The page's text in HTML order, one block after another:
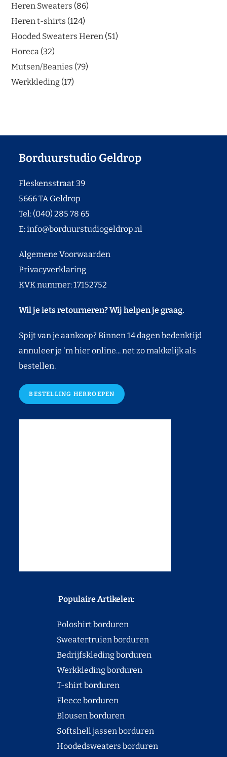
Heren Sweaters 86
Heren t-shirts 124
Hooded Sweaters Heren 51
Horeca 32
Mutsen/Beanies 79
Werkkleding 17
Borduurstudio Geldrop
Fleskensstraat 39
5666 TA Geldrop
Tel: (040) 285 78 65
E:info@borduurstudiogeldrop.nl
Algemene Voorwaarden
Privacyverklaring
KVK nummer: 17152752
Wil je iets retourneren? Wij helpen je graag.
Spijt van je aankoop? Binnen 14 dagen bedenktijd
annuleer je 'm hier online... net zo makkelijk als
bestellen.
BESTELLING HERROEPEN
Populaire Artikelen:
Poloshirt borduren
Sweatertruien borduren
Bedrijfskleding borduren
Werkkleding borduren
T-shirt borduren
Fleece borduren
Blousen borduren
Softshell jassen borduren
Hoodedsweaters borduren